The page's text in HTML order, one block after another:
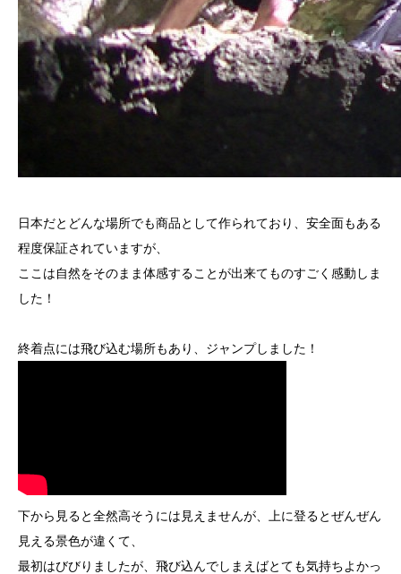
日本だとどんな場所でも商品として作られており、安全面もある
程度保証されていますが、
ここは自然をそのまま体感することが出来てものすごく感動しま
した！
終着点には飛び込む場所もあり、ジャンプしました！
下から見ると全然高そうには見えませんが、上に登るとぜんぜん
見える景色が違くて、
最初はびびりましたが、飛び込んでしまえばとても気持ちよかっ